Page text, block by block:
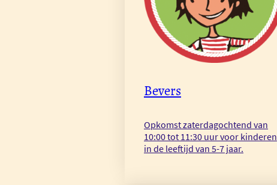
Bevers
Opkomst zaterdagochtend van
10:00 tot 11:30 uur voor kinderen
in de leeftijd van 5-7 jaar.